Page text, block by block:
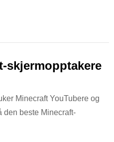
skjermopptakere
Minecraft YouTubere og
den beste Minecraft-